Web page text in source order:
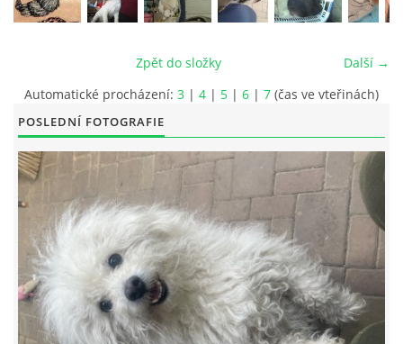
Další →
Zpět do složky
Automatické procházení: 3 | 4 | 5 | 6 | 7 (čas ve vteřinách)
POSLEDNÍ FOTOGRAFIE